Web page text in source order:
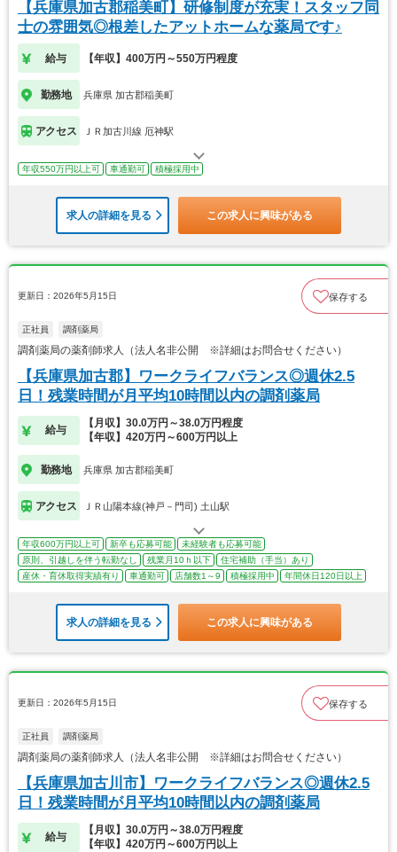
【兵庫県加古郡稲美町】研修制度が充実！スタッフ同
士の雰囲気◎根差したアットホームな薬局です♪
給与 【年収】400万円～550万円程度
勤務地 兵庫県 加古郡稲美町
アクセス ＪＲ加古川線 厄神駅
年収550万円以上可 車通勤可 積極採用中
求人の詳細を見る この求人に興味がある
更新日：2026年5月15日 保存する
正社員 調剤薬局
調剤薬局の薬剤師求人（法人名非公開 ※詳細はお問合せください）
【兵庫県加古郡】ワークライフバランス◎週休2.5
日！残業時間が月平均10時間以内の調剤薬局
給与
【月収】30.0万円～38.0万円程度
【年収】420万円～600万円以上
勤務地 兵庫県 加古郡稲美町
アクセス ＪＲ山陽本線(神戸－門司) 土山駅
年収600万円以上可 新卒も応募可能
未経験者も応募可能
原則、引越しを伴う転勤なし
残業月10ｈ以下
住宅補助（手当）あり
産休・育休取得実績有り
車通勤可 店舗数1～9 積極採用中 年間休日120日以上
求人の詳細を見る この求人に興味がある
更新日：2026年5月15日 保存する
正社員 調剤薬局
調剤薬局の薬剤師求人（法人名非公開 ※詳細はお問合せください）
【兵庫県加古川市】ワークライフバランス◎週休2.5
日！残業時間が月平均10時間以内の調剤薬局
給与
【月収】30.0万円～38.0万円程度
【年収】420万円～600万円以上